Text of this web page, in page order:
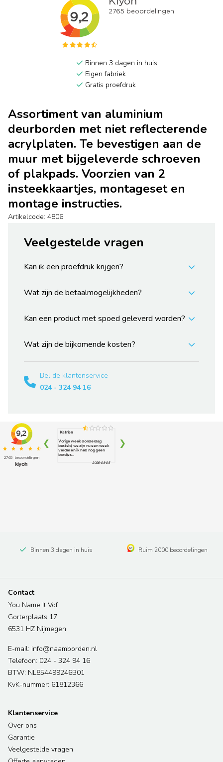
Binnen 3 dagen in huis
Eigen fabriek
Gratis proefdruk
Assortiment van aluminium
deurborden met niet reflecterende
acrylplaten. Te bevestigen aan de
muur met bijgeleverde schroeven
of plakpads. Voorzien van 2
insteekkaartjes, montageset en
montage instructies.
Artikelcode: 4806
Veelgestelde vragen
Kan ik een proefdruk krijgen?
Wat zijn de betaalmogelijkheden?
Kan een product met spoed geleverd worden?
Wat zijn de bijkomende kosten?
Bel de klantenservice
024 - 324 94 16
Binnen 3 dagen in huis Ruim 2000 beoordelingen
Contact
You Name It Vof
Gorterplaats 17
6531 HZ Nijmegen
E-mail: info@naamborden.nl
Telefoon: 024 - 324 94 16
BTW: NL854499246B01
KvK-nummer: 61812366
Klantenservice
Over ons
Garantie
Veelgestelde vragen